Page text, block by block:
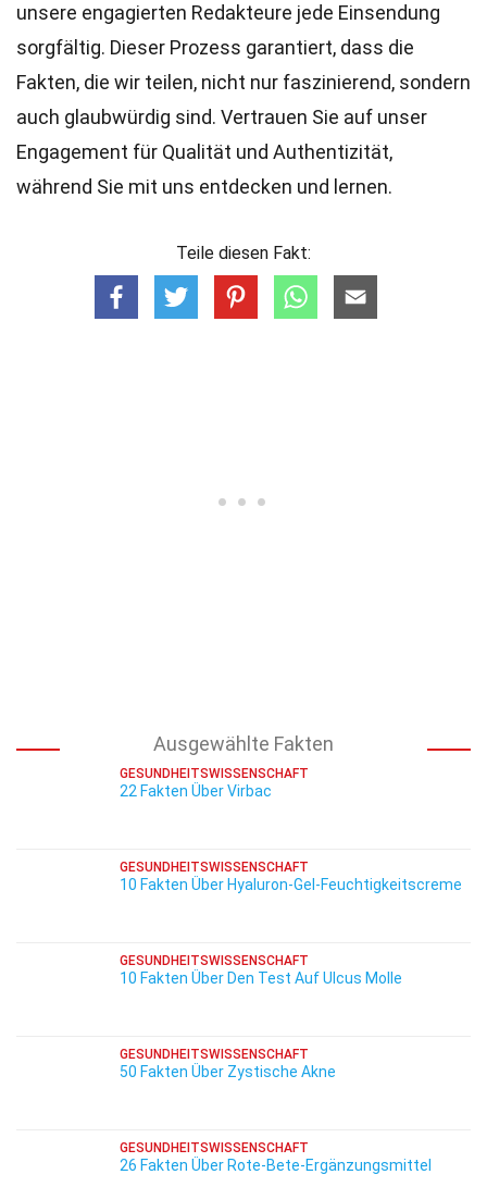
unsere engagierten Redakteure jede Einsendung
sorgfältig. Dieser Prozess garantiert, dass die
Fakten, die wir teilen, nicht nur faszinierend, sondern
auch glaubwürdig sind. Vertrauen Sie auf unser
Engagement für Qualität und Authentizität,
während Sie mit uns entdecken und lernen.
Teile diesen Fakt:
Ausgewählte Fakten
GESUNDHEITSWISSENSCHAFT
22 Fakten Über Virbac
GESUNDHEITSWISSENSCHAFT
10 Fakten Über Hyaluron-Gel-Feuchtigkeitscreme
GESUNDHEITSWISSENSCHAFT
10 Fakten Über Den Test Auf Ulcus Molle
GESUNDHEITSWISSENSCHAFT
50 Fakten Über Zystische Akne
GESUNDHEITSWISSENSCHAFT
26 Fakten Über Rote-Bete-Ergänzungsmittel